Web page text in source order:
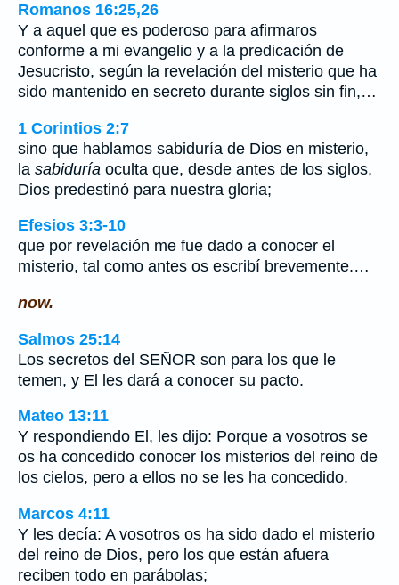
Romanos 16:25,26
Y a aquel que es poderoso para afirmaros
conforme a mi evangelio y a la predicación de
Jesucristo, según la revelación del misterio que ha
sido mantenido en secreto durante siglos sin fin,…
1 Corintios 2:7
sino que hablamos sabiduría de Dios en misterio,
la sabiduría oculta que, desde antes de los siglos,
Dios predestinó para nuestra gloria;
Efesios 3:3-10
que por revelación me fue dado a conocer el
misterio, tal como antes os escribí brevemente.…
now.
Salmos 25:14
Los secretos del SEÑOR son para los que le
temen, y El les dará a conocer su pacto.
Mateo 13:11
Y respondiendo El, les dijo: Porque a vosotros se
os ha concedido conocer los misterios del reino de
los cielos, pero a ellos no se les ha concedido.
Marcos 4:11
Y les decía: A vosotros os ha sido dado el misterio
del reino de Dios, pero los que están afuera
reciben todo en parábolas;